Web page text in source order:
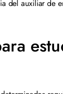
auxiliar de